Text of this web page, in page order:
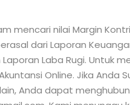
mencari nilai Margin
dari Laporan
Laba Rugi. Untuk
Online. Jika Anda
Anda dapat